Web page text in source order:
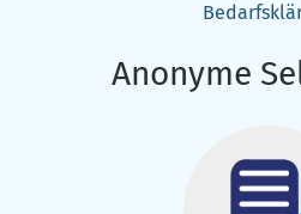
Anonyme